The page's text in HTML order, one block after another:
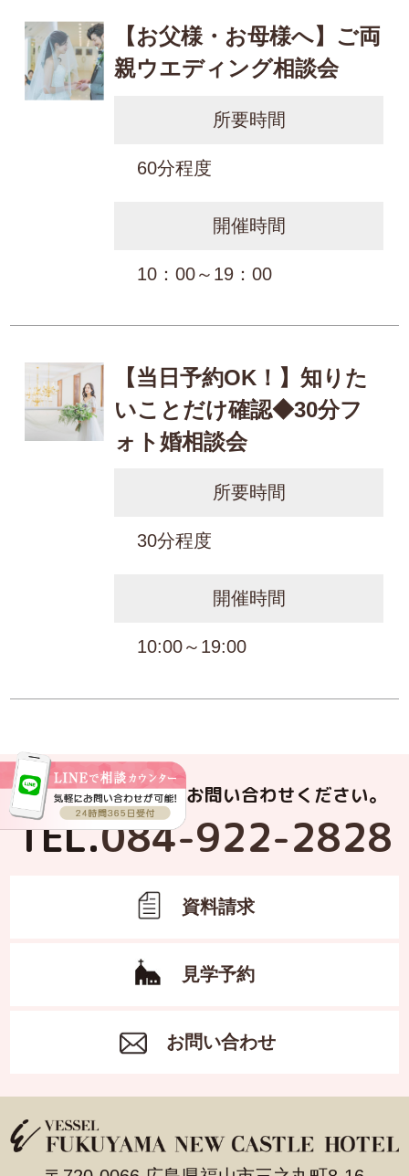
【お父様・お母様へ】ご両
親ウエディング相談会
所要時間
60分程度
開催時間
10：00～19：00
【当日予約OK！】知りた
いことだけ確認◆30分フ
ォト婚相談会
所要時間
30分程度
開催時間
10:00～19:00
お電話でもお気軽にお問い合わせください。
TEL.084-922-2828
資料請求
見学予約
お問い合わせ